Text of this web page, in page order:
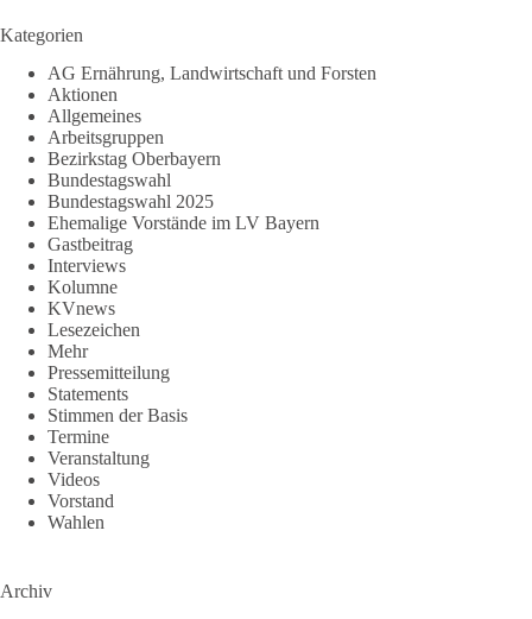
Kategorien
AG Ernährung, Landwirtschaft und Forsten
Aktionen
Allgemeines
Arbeitsgruppen
Bezirkstag Oberbayern
Bundestagswahl
Bundestagswahl 2025
Ehemalige Vorstände im LV Bayern
Gastbeitrag
Interviews
Kolumne
KVnews
Lesezeichen
Mehr
Pressemitteilung
Statements
Stimmen der Basis
Termine
Veranstaltung
Videos
Vorstand
Wahlen
Archiv